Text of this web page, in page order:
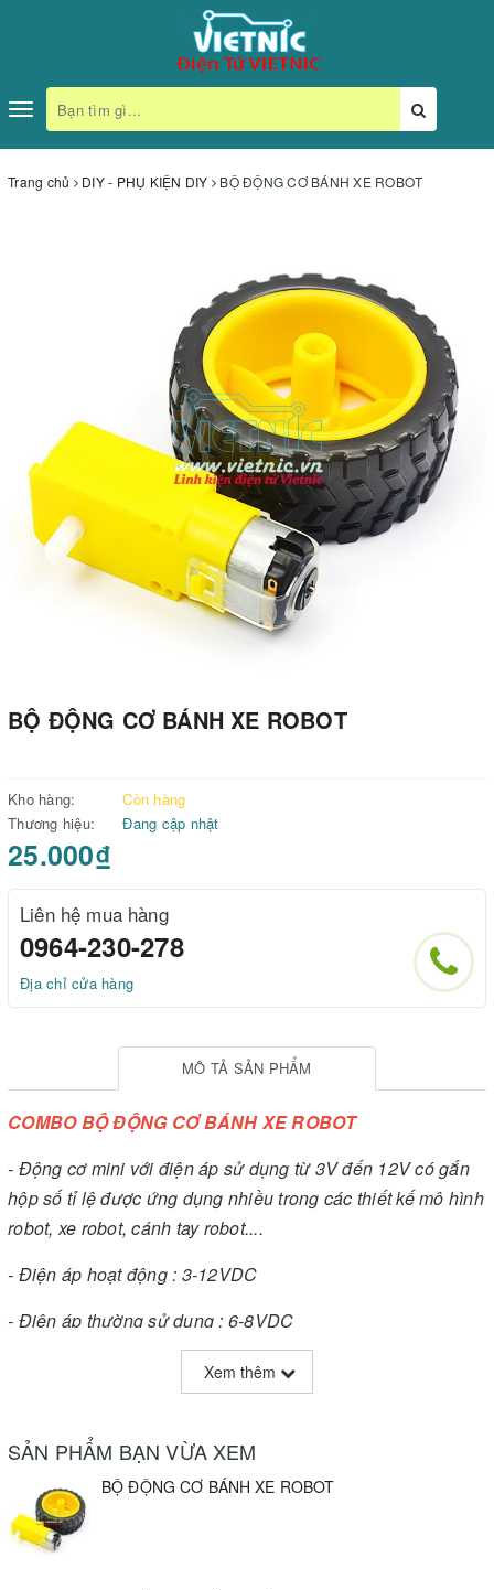
Toggle
navigation
Trang chủ DIY - PHỤ KIỆN DIY BỘ ĐỘNG CƠ BÁNH XE ROBOT
BỘ ĐỘNG CƠ BÁNH XE ROBOT
Kho hàng:
Còn hàng
Thương hiệu:
Đang cập nhật
25.000₫
Liên hệ mua hàng
0964-230-278
Địa chỉ cửa hàng
MÔ TẢ SẢN PHẨM
COMBO BỘ ĐỘNG CƠ BÁNH XE ROBOT
- Động cơ mini với điện áp sử dụng từ 3V đến 12V có gắn
hộp số tỉ lệ được ứng dụng nhiều trong các thiết kế mô hình
robot, xe robot, cánh tay robot....
- Điện áp hoạt động : 3-12VDC
- Điện áp thường sử dụng : 6-8VDC
- Tỉ số truyền không tải : Ratio 1:48
- Nội trở cuộn dây R ~ 6.5 Ohm
- Thông số cuộn dây L ~ 0.77mH
- Kết hợp với bánh xe để tạo thành một bộ sử dụng trong
Xem thêm
SẢN PHẨM BẠN VỪA XEM
BỘ ĐỘNG CƠ BÁNH XE ROBOT